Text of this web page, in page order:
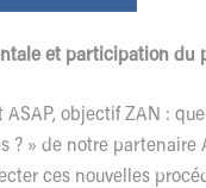
et participation du
objectif ZAN :
? » de notre partenaire
ces nouvelles